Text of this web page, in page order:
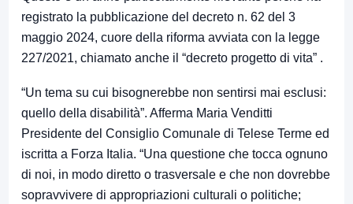
registrato la pubblicazione del decreto n. 62 del 3
maggio 2024, cuore della riforma avviata con la legge
227/2021, chiamato anche il “decreto progetto di vita” .
“Un tema su cui bisognerebbe non sentirsi mai esclusi:
quello della disabilità”. Afferma Maria Venditti
Presidente del Consiglio Comunale di Telese Terme ed
iscritta a Forza Italia. “Una questione che tocca ognuno
di noi, in modo diretto o trasversale e che non dovrebbe
sopravvivere di appropriazioni culturali o politiche;